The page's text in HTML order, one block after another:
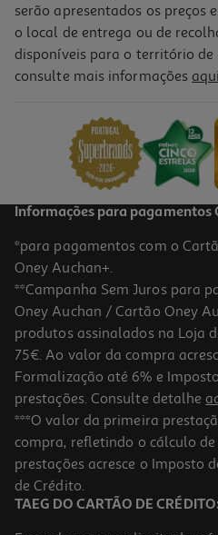
Paté De Fiambre La Piara 77g
Patê Ervas Finas Lourino 125g
14.16 €/Kg
1,77 €
serão apresentados os preços
o local de entrega ou de
disponíveis para o território
consulte mais informações aqui
Informações para pagamentos
*para pagamentos com o
Oney Auchan+.
**Campanha Sem Juros para
Oney Auchan / Cartão Oney
produtos assinalados na Loja
75€. Ao valor da compra
Formalização até 6% e
prestações. Consulte detalhe
***O valor da primeira
compra, refletindo o cálculo
prestações acresce o Imposto
de Crédito.
TAEG DO CARTÃO DE